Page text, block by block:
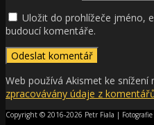
Uložit do prohlížeče jméno,
budoucí komentáře.
Web používá Akismet ke snížení
zpracovávány údaje z
Copyright © 2016-2026 Petr Fiala |